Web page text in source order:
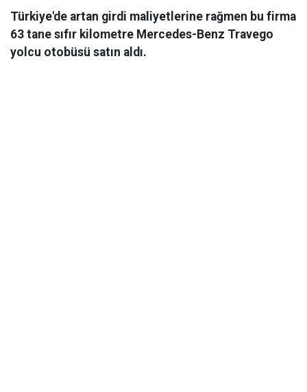
Türkiye'de artan girdi maliyetlerine rağmen bu firma
63 tane sıfır kilometre Mercedes-Benz Travego
yolcu otobüsü satın aldı.